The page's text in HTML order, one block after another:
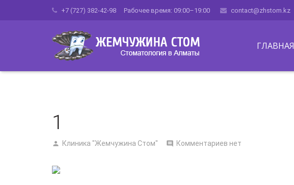
+7 (727) 382-42-98 Рабочее время: 09:00–19:00 contact@zhstom.kz
ГЛАВНАЯ
1
Клиника "Жемчужина Стом" Комментариев нет